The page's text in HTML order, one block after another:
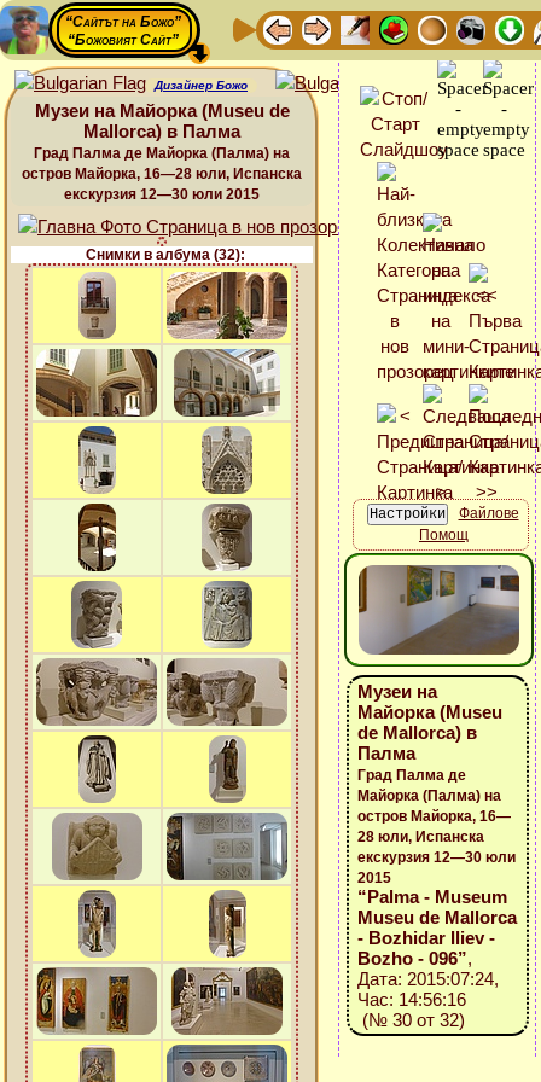
“Сайтът на Божо”
“Божовият Сайт”
Дизайнер Божо
Музеи на Майорка (Museu de
Mallorca) в Палма
Град Палма де Майорка (Палма) на
остров Майорка, 16—28 юли, Испанска
екскурзия 12—30 юли 2015
Снимки в албума (32):
Файлове
Помощ
Музеи на
Майорка (Museu
de Mallorca) в
Палма
Град Палма де
Майорка (Палма) на
остров Майорка, 16—
28 юли, Испанска
екскурзия 12—30 юли
2015
“Palma - Museum
Museu de Mallorca
- Bozhidar Iliev -
Bozho - 096”,
Дата: 2015:07:24,
Час: 14:56:16
(№ 30 от 32)